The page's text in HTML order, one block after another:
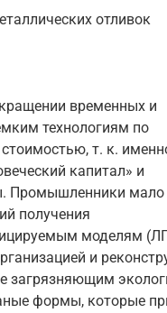
отливок
временных и
технологиям по
т. к.
капитал» и
Промышленники мало
получения
моделям
и
загрязняющим
формы, которые